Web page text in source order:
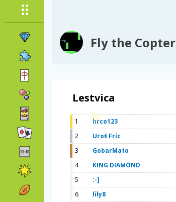
Fly the Copter
Lestvica
1 hrco123
2
Uroš Fric
3
GobarMato
4
KING DIAMOND
5
:-]
6
lily8